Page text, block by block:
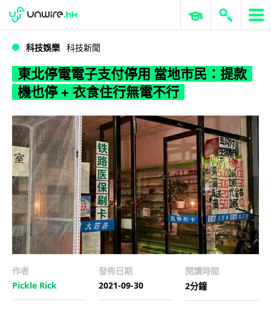
WWDC 2026 ERP 與商業 AI
科技娛樂 科技新聞
東北停電電子支付停用 當地市民：提款
機也停 + 衣食住行無電不行
作者
Pickle Rick
發佈日期
2021-09-30
閱讀時間
2分鐘